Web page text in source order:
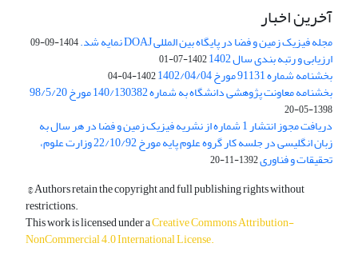
آخرین اخبار
مجله فیزیک زمین و فضا در پایگاه بین المللی DOAJ نمایه شد. 1404-09-09
ارزیابی و رتبه بندی سال 1402 1402-07-01
بخشنامه شماره 91131 مورخ 1402/04/04 1402-04-04
بخشنامه معاونت پژوهشی دانشگاه به شماره 140/130382 مورخ 98/5/20
1398-05-20
دریافت مجوز انتشار 1 شماره از نشریه فیزیک زمین و فضا در هر سال به
زبان انگلیسی در جلسه کار گروه علوم پایه مورخ 22/10/92 وزارت علوم،
تحقیقات و فناوری1392-11-20
© Authors retain the copyright and full publishing rights without
restrictions.
This work is licensed under aCreative Commons Attribution-
NonCommercial 4.0 International License.